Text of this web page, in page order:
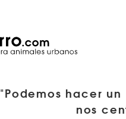
"Podemos hacer
nos